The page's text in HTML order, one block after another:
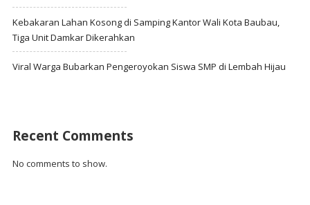
Kebakaran Lahan Kosong di Samping Kantor Wali Kota Baubau,
Tiga Unit Damkar Dikerahkan
Viral Warga Bubarkan Pengeroyokan Siswa SMP di Lembah Hijau
Recent Comments
No comments to show.